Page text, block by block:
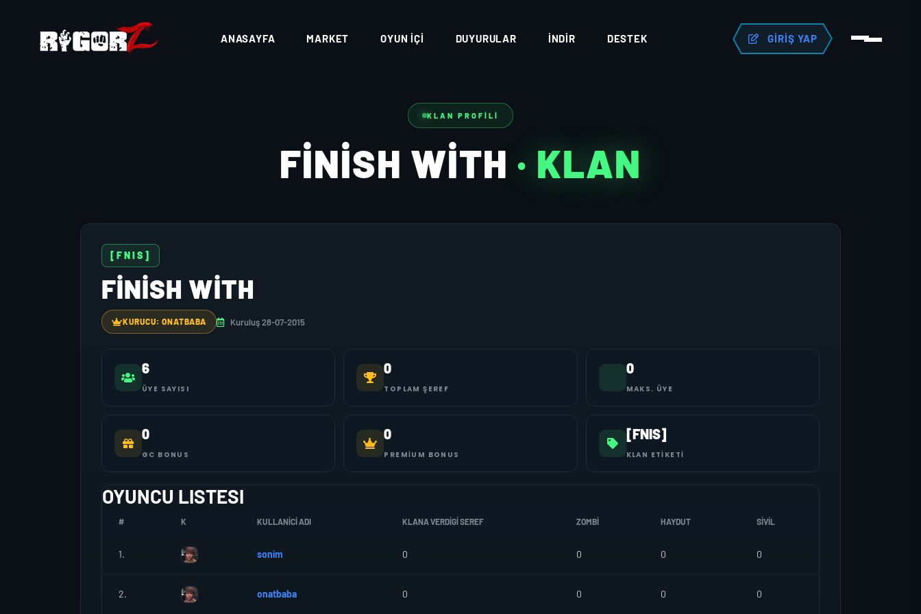
ANASAYFA MARKET OYUN İÇI DUYURULAR İNDIR DESTEK GIRIŞ YAP
KLAN PROFILI
FINISH WITH · KLAN
[FNIS]
FINISH WITH
KURUCU: ONATBABA Kuruluş 28-07-2015
6
ÜYE SAYISI
0
TOPLAM ŞEREF
0
MAKS. ÜYE
0
GC BONUS
0
PREMIUM BONUS
[FNIS]
KLAN ETIKETI
OYUNCU LISTESI
# K KULLANICI ADI KLANA VERDIGI SEREF ZOMBI HAYDUT SIVIL
1. sonim 0 0 0 0
2. onatbaba 0 0 0 0